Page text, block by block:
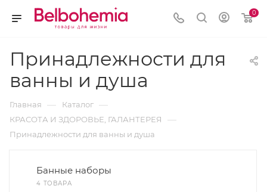
0
Принадлежности для
ванны и душа
Главная — Каталог —
КРАСОТА И ЗДОРОВЬЕ, ГАЛАНТЕРЕЯ —
Принадлежности для ванны и душа
Банные наборы
4 ТОВАРА